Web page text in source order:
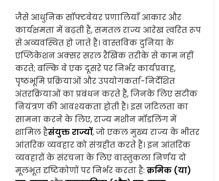
जैसे आधुनिक सॉफ्टवेयर प्रणालियाँ आकार और
कार्यक्षमता में बढ़ती हैं, समतल राज्य आरेख त्वरित रूप
से अव्यवस्थित हो जाते हैं। वास्तविक दुनिया के
एप्लिकेशन अक्सर सरल रैखिक तरीके से काम नहीं
करते; बल्कि वे एक दूसरे पर निर्भर कार्यप्रवाह,
पृष्ठभूमि प्रक्रियाओं और उपयोगकर्ता-निर्देशित
अंतरक्रियाओं का प्रबंधन करते हैं, जिनके लिए सटीक
नियंत्रण की आवश्यकता होती है। इस जटिलता का
सामना करने के लिए, राज्य मशीन मॉडलिंग में
शामिल हैसंयुक्त राज्यों, जो एकल मुख्य राज्य के भीतर
आंतरिक व्यवहार को संग्रहीत करते हैं। इन आंतरिक
व्यवहारों के संरचना के लिए वास्तुकला निर्णय दो
मूलभूत दृष्टिकोणों पर निर्भर करता है:क्रमिक (या)